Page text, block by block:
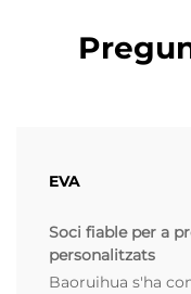
EVA
Soci fiable per a
personalitzats
Baoruihua s'ha